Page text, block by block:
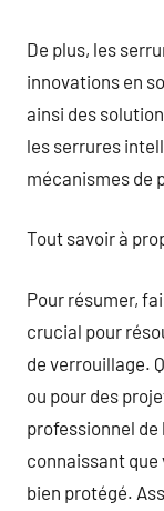
De plus, les
innovations en
ainsi des
les serrures
mécanismes de
Tout savoir à
Pour résumer,
crucial pour
de verrouillage.
ou pour des
professionnel
connaissant
bien protégé.